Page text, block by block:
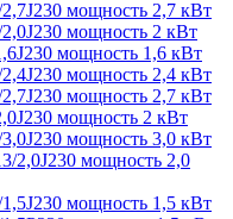
мощность 2,7 кВт
мощность 2 кВт
мощность 1,6 кВт
мощность 2,4 кВт
мощность 2,7 кВт
мощность 2 кВт
мощность 3,0 кВт
2,0J230 мощность 2,0
мощность 1,5 кВт